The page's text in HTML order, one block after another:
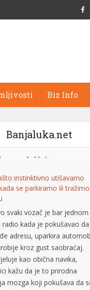
Biz Info
Banjaluka.net
se parkiramo ili tražimo
svaki vozač je bar jednom
radio kada je pokušavao da
adresu, uparkira automobil
kroz gust saobraćaj.
kao obična navika,
kažu da je to prirodna
mozga koji pokušava da se
većim opterećenjem.